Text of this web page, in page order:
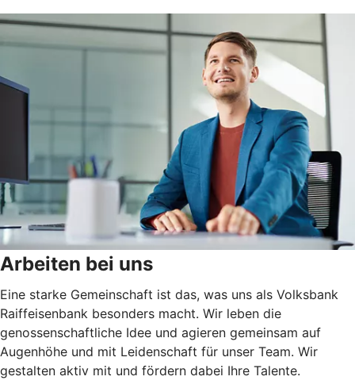
Arbeiten bei uns
Eine starke Gemeinschaft ist das, was uns als Volksbank
Raiffeisenbank besonders macht. Wir leben die
genossenschaftliche Idee und agieren gemeinsam auf
Augenhöhe und mit Leidenschaft für unser Team. Wir
gestalten aktiv mit und fördern dabei Ihre Talente.